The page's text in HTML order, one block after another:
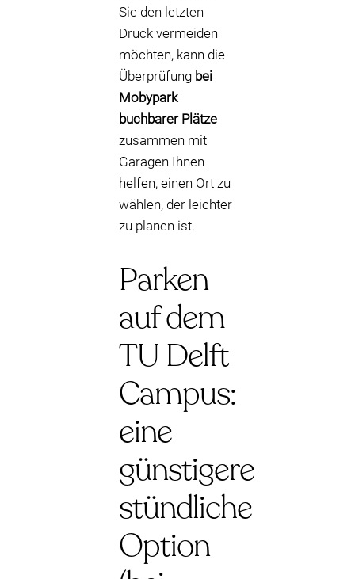
Sie den letzten
Druck vermeiden
möchten, kann die
Überprüfung bei
Mobypark
buchbarer Plätze
zusammen mit
Garagen Ihnen
helfen, einen Ort zu
wählen, der leichter
zu planen ist.
Parken
auf dem
TU Delft
Campus:
eine
günstigere
stündliche
Option